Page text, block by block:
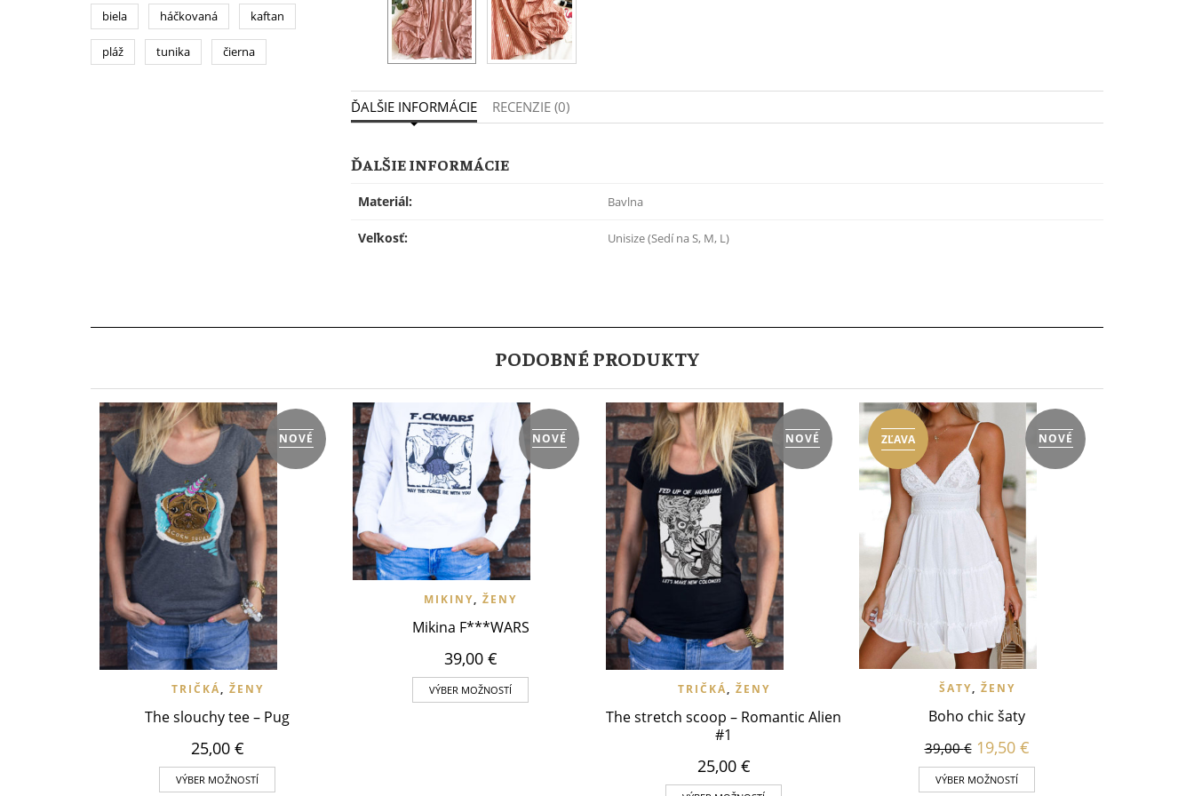
ĎALŠIE INFORMÁCIE RECENZIE (0)
ĎALŠIE INFORMÁCIE
Materiál: Bavlna
Veľkosť: Unisize (Sedí na S, M, L)
biela háčkovaná kaftan
pláž tunika čierna
PODOBNÉ PRODUKTY
NOVÉ
VLOŽIŤ DO WISHLIST RÝCHLY NÁHĽAD
TRIČKÁ, ŽENY
The slouchy tee – Pug
25,00 €
VÝBER MOŽNOSTÍ
NOVÉ
VLOŽIŤ DO WISHLIST RÝCHLY NÁHĽAD
MIKINY, ŽENY
Mikina F***WARS
39,00 €
VÝBER MOŽNOSTÍ
NOVÉ
VLOŽIŤ DO WISHLIST RÝCHLY NÁHĽAD
TRIČKÁ, ŽENY
The stretch scoop – Romantic Alien
#1
25,00 €
NOVÉ
ZĽAVA
VLOŽIŤ DO WISHLIST RÝCHLY NÁHĽAD
ŠATY, ŽENY
Boho chic šaty
39,00€ 19,50 €
VÝBER MOŽNOSTÍ